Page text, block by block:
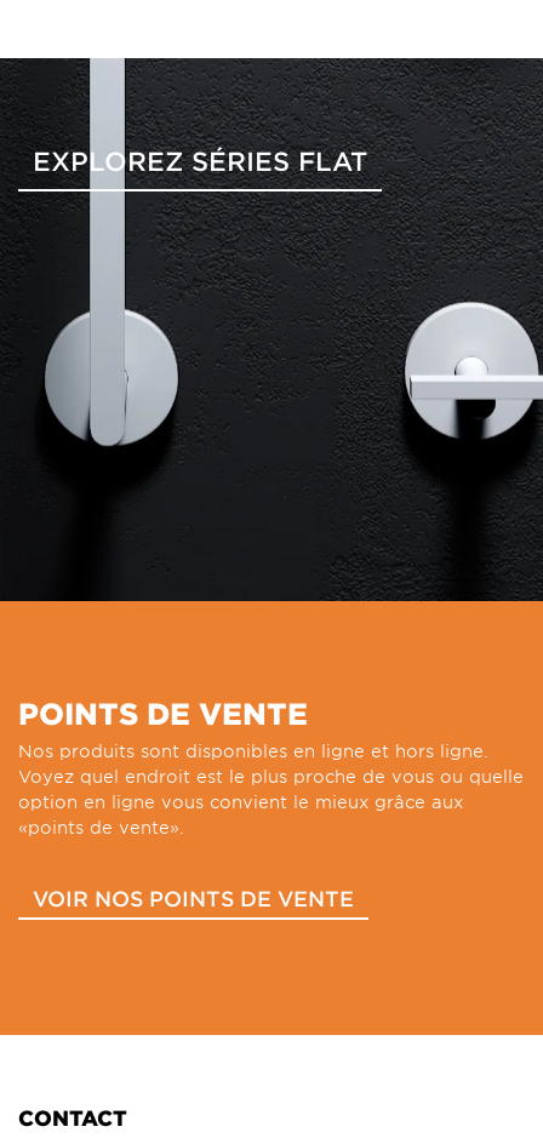
EXPLOREZ SÉRIES FLAT
POINTS DE VENTE
Nos produits sont disponibles en ligne et hors ligne.
Voyez quel endroit est le plus proche de vous ou quelle
option en ligne vous convient le mieux grâce aux
«points de vente».
VOIR NOS POINTS DE VENTE
CONTACT